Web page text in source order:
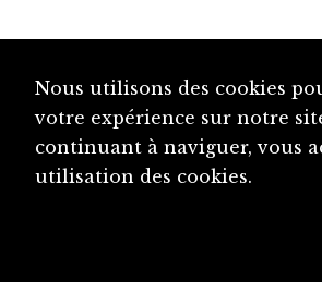
Nous utilisons des cookies
votre expérience sur notre
continuant à naviguer, vous
utilisation des cookies.